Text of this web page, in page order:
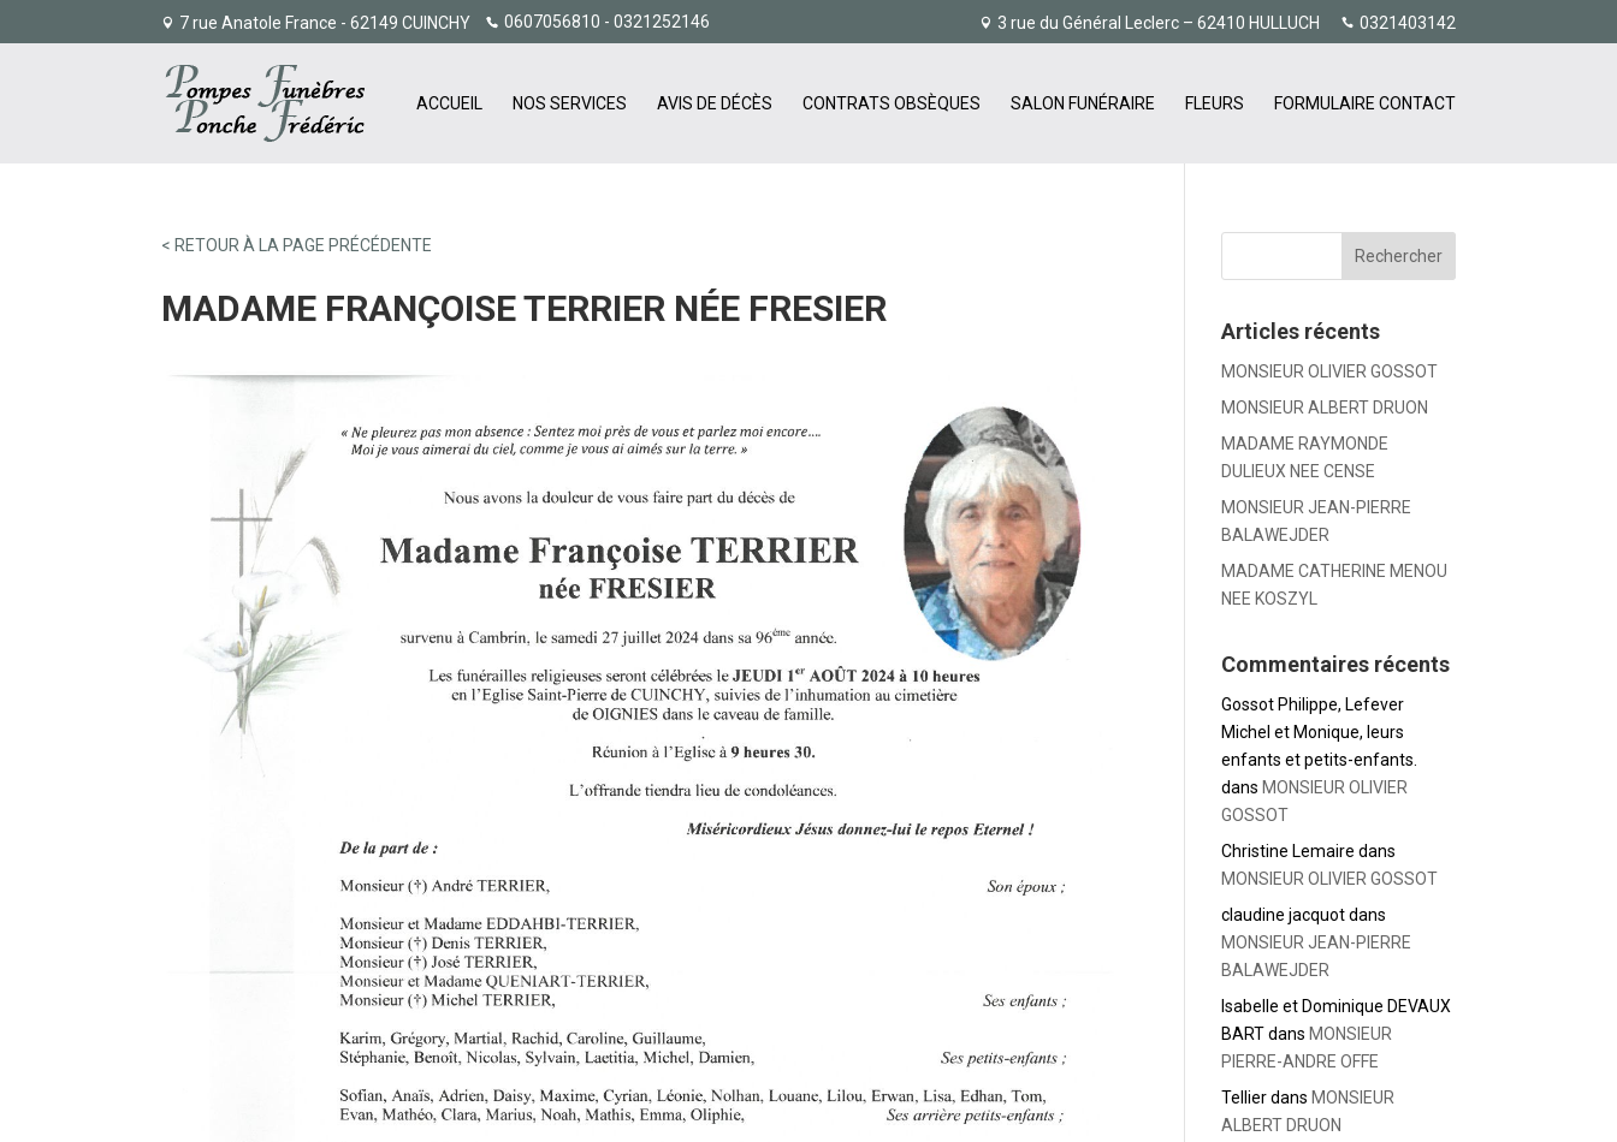
7 rue Anatole France - 62149 CUINCHY 0607056810 - 0321252146 3 rue du Général Leclerc – 62410 HULLUCH 0321403142
ACCUEIL NOS SERVICES AVIS DE DÉCÈS CONTRATS OBSÈQUES SALON FUNÉRAIRE FLEURS FORMULAIRE CONTACT
< RETOUR À LA PAGE PRÉCÉDENTE
MADAME FRANÇOISE TERRIER NÉE FRESIER
Articles récents
MONSIEUR OLIVIER GOSSOT
MONSIEUR ALBERT DRUON
MADAME RAYMONDE
DULIEUX NEE CENSE
MONSIEUR JEAN-PIERRE
BALAWEJDER
MADAME CATHERINE MENOU
NEE KOSZYL
Commentaires récents
Gossot Philippe, Lefever
Michel et Monique, leurs
enfants et petits-enfants.
dans MONSIEUR OLIVIER
GOSSOT
Christine Lemaire dans
MONSIEUR OLIVIER GOSSOT
claudine jacquotdans
MONSIEUR JEAN-PIERRE
BALAWEJDER
Isabelle et Dominique DEVAUX
BARTdans MONSIEUR
PIERRE-ANDRE OFFE
Tellierdans MONSIEUR
ALBERT DRUON